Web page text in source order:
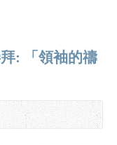
: 「領袖的禱